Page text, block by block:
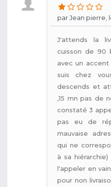
par Jean pierre,
J'attends la
cuisson de 90
avec un
suis chez
descends et
,15 mn pas de
constaté 3
pas eu de
mauvaise
qui ne
à sa
l'appeler en
pour non